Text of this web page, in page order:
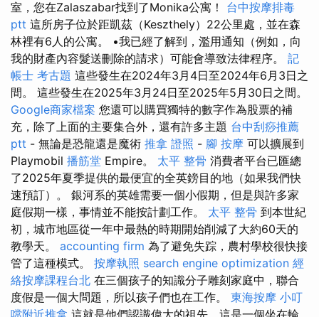
室，您在Zalaszabar找到了Monika公寓！ 台中按摩排毒
ptt 這所房子位於距凱茲（Keszthely）22公里處，並在森
林裡有6人的公寓。 •我已經了解到，濫用通知（例如，向
我的財產內容髮送刪除的請求）可能會導致法律程序。 記
帳士 考古題 這些發生在2024年3月4日至2024年6月3日之
間。 這些發生在2025年3月24日至2025年5月30日之間。
Google商家檔案 您還可以購買獨特的數字作為股票的補
充，除了上面的主要集合外，還有許多主題 台中刮痧推薦
ptt - 無論是恐龍還是魔術 推拿 證照 - 腳 按摩 可以擴展到
Playmobil 播筋堂 Empire。 太平 整骨 消費者平台已匯總
了2025年夏季提供的最便宜的全英鎊目的地（如果我們快
速預訂）。 銀河系的英雄需要一個小假期，但是與許多家
庭假期一樣，事情並不能按計劃工作。 太平 整骨 到本世紀
初，城市地區從一年中最熱的時期開始削減了大約60天的
教學天。 accounting firm 為了避免失踪，農村學校很快接
管了這種模式。 按摩執照 search engine optimization 經
絡按摩課程台北 在三個孩子的知識分子雕刻家庭中，聯合
度假是一個大問題，所以孩子們也在工作。 東海按摩 小叮
噹附近推拿 這就是他們認識偉大的祖先，這是一個坐在輪